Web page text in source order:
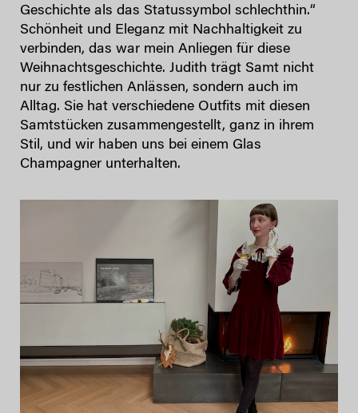
Geschichte als das Statussymbol schlechthin.“
Schönheit und Eleganz mit Nachhaltigkeit zu
verbinden, das war mein Anliegen für diese
Weihnachtsgeschichte. Judith trägt Samt nicht
nur zu festlichen Anlässen, sondern auch im
Alltag. Sie hat verschiedene Outfits mit diesen
Samtstücken zusammengestellt, ganz in ihrem
Stil, und wir haben uns bei einem Glas
Champagner unterhalten.